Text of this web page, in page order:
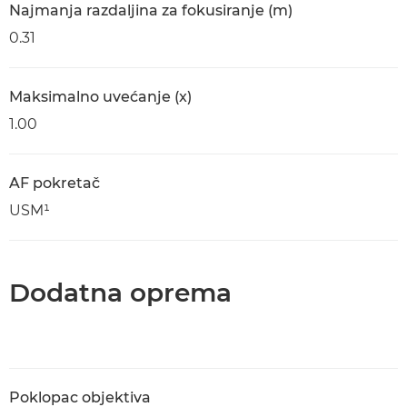
Najmanja razdaljina za fokusiranje (m)
0.31
Maksimalno uvećanje (x)
1.00
AF pokretač
USM¹
Dodatna oprema
Poklopac objektiva